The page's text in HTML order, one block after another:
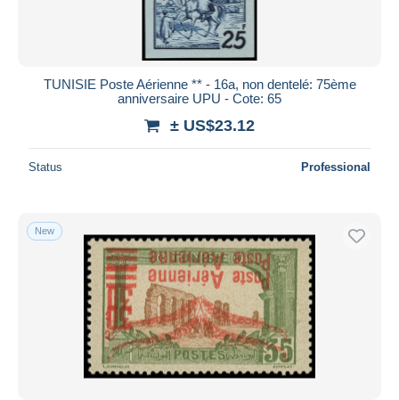
TUNISIE Poste Aérienne ** - 16a, non dentelé: 75ème
anniversaire UPU - Cote: 65
± US$23.12
Status Professional
New